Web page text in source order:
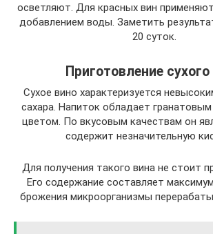
осветляют. Для красных вин
добавлением воды. Заметить
20 суток.
Приготовление
Сухое вино характеризуется
сахара. Напиток обладает
цветом. По вкусовым качествам он
содержит незначительную
Для получения такого вина не стоит
Его содержание составляет
брожения микроорганизмы